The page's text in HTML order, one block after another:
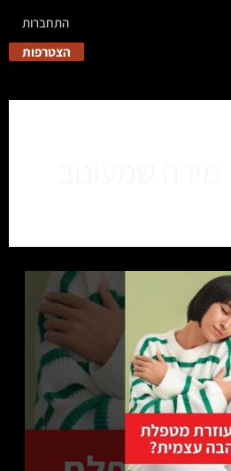
התחברות
הצטרפות